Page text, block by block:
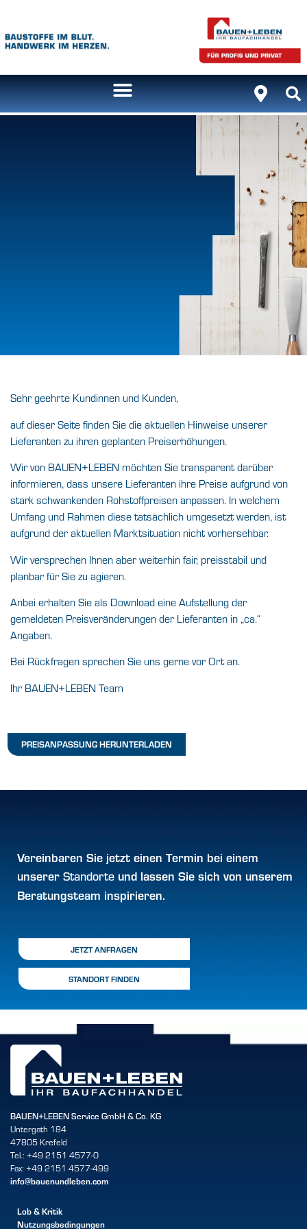
unsere Lieferanten!
PREISANPASSUNG HERUNTERLADEN
Sehr geehrte Kundinnen und Kunden,
auf dieser Seite finden Sie die aktuellen Hinweise unserer
Lieferanten zu ihren geplanten Preiserhöhungen.
Wir von BAUEN+LEBEN möchten Sie transparent darüber
informieren, dass unsere Lieferanten ihre Preise aufgrund von
stark schwankenden Rohstoffpreisen anpassen. In welchem
Umfang und Rahmen diese tatsächlich umgesetzt werden, ist
aufgrund der aktuellen Marktsituation nicht vorhersehbar.
Wir versprechen Ihnen aber weiterhin fair, preisstabil und
planbar für Sie zu agieren.
Anbei erhalten Sie als Download eine Aufstellung der
gemeldeten Preisveränderungen der Lieferanten in „ca.“
Angaben.
Bei Rückfragen sprechen Sie uns gerne vor Ort an.
Ihr BAUEN+LEBEN Team
PREISANPASSUNG HERUNTERLADEN
Vereinbaren Sie jetzt einen Termin bei einem
unserer Standorte und lassen Sie sich von unserem
Beratungsteam inspirieren.
JETZT ANFRAGEN
STANDORT FINDEN
BAUEN+LEBEN Service GmbH & Co. KG
Untergath 184
47805 Krefeld
Tel.: +49 2151 4577-0
Fax: +49 2151 4577-499
info@bauenundleben.com
Lob & Kritik
Nutzungsbedingungen